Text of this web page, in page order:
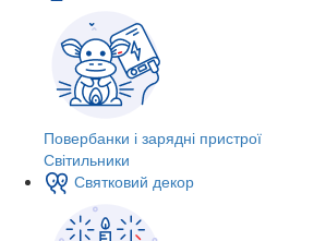
Повербанки і зарядні пристрої
Світильники
Святковий декор